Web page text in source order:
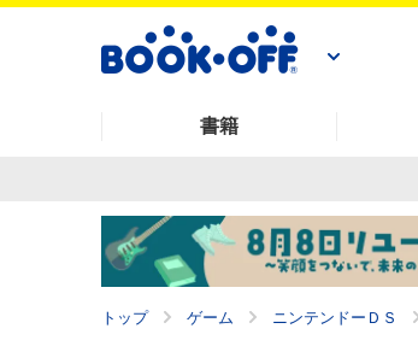
書籍
トップ ゲーム ニンテンドーＤＳ